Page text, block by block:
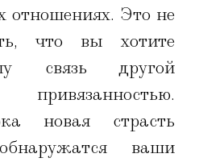
отношениях. Это не
что вы хотите
связь другой
привязанностью.
новая страсть
ваши